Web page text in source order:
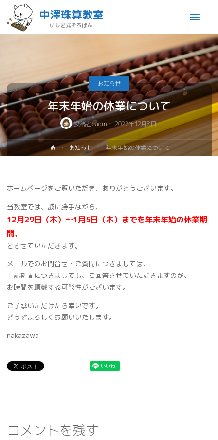
中澤珠算教室
いしど式そろばん
年末年始の休業について
投稿者:admin 2022年12月8日
お知らせ
お知らせ 年末年始の休業について
ホームページをご覧いただき、ありがとうございます。
当教室では、誠に勝手ながら、
12月29日（木）～1月5日（木）までを年末年始の休業期
間、
とさせていただきます。
メールでのお問合せ・ご質問につきましては、
上記期間につきましても、ご回答させていただきますのが、
お時間を頂戴する可能性がございます。
ご了承いただけたら幸いです。
どうぞよろしくお願いいたします。
nakazawa
コメントを残す